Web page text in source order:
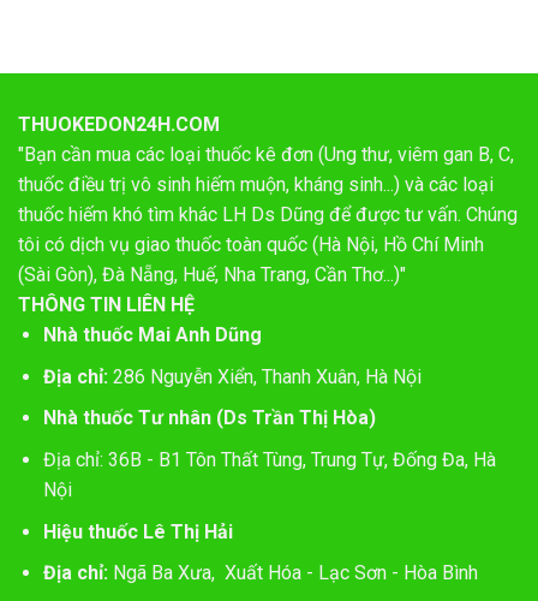
THUOKEDON24H.COM
"Bạn cần mua các loại thuốc kê đơn (Ung thư, viêm gan B, C,
thuốc điều trị vô sinh hiếm muộn, kháng sinh...) và các loại
thuốc hiếm khó tìm khác LH Ds Dũng để được tư vấn. Chúng
tôi có dịch vụ giao thuốc toàn quốc (Hà Nội, Hồ Chí Minh
(Sài Gòn), Đà Nẵng, Huế, Nha Trang, Cần Thơ...)"
THÔNG TIN LIÊN HỆ
Nhà thuốc Mai Anh Dũng
Địa chỉ:286 Nguyễn Xiển, Thanh Xuân, Hà Nội
Nhà thuốc Tư nhân (Ds Trần Thị Hòa)
Địa chỉ: 36B - B1 Tôn Thất Tùng, Trung Tự, Đống Đa, Hà
Nội
Hiệu thuốc Lê Thị Hải
Địa chỉ: Ngã Ba Xưa, Xuất Hóa - Lạc Sơn - Hòa Bình